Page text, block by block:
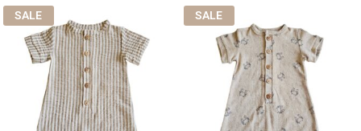
SALE SALE